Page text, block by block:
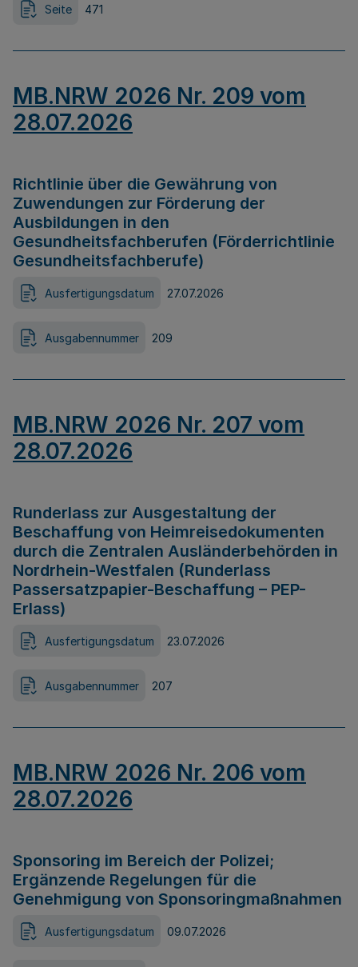
Seite 471
MB.NRW 2026 Nr. 209 vom
28.07.2026
Richtlinie über die Gewährung von
Zuwendungen zur Förderung der
Ausbildungen in den
Gesundheitsfachberufen (Förderrichtlinie
Gesundheitsfachberufe)
Ausfertigungsdatum 27.07.2026
Ausgabennummer 209
MB.NRW 2026 Nr. 207 vom
28.07.2026
Runderlass zur Ausgestaltung der
Beschaffung von Heimreisedokumenten
durch die Zentralen Ausländerbehörden in
Nordrhein-Westfalen (Runderlass
Passersatzpapier-Beschaffung – PEP-
Erlass)
Ausfertigungsdatum 23.07.2026
Ausgabennummer 207
MB.NRW 2026 Nr. 206 vom
28.07.2026
Sponsoring im Bereich der Polizei;
Ergänzende Regelungen für die
Genehmigung von Sponsoringmaßnahmen
Ausfertigungsdatum 09.07.2026